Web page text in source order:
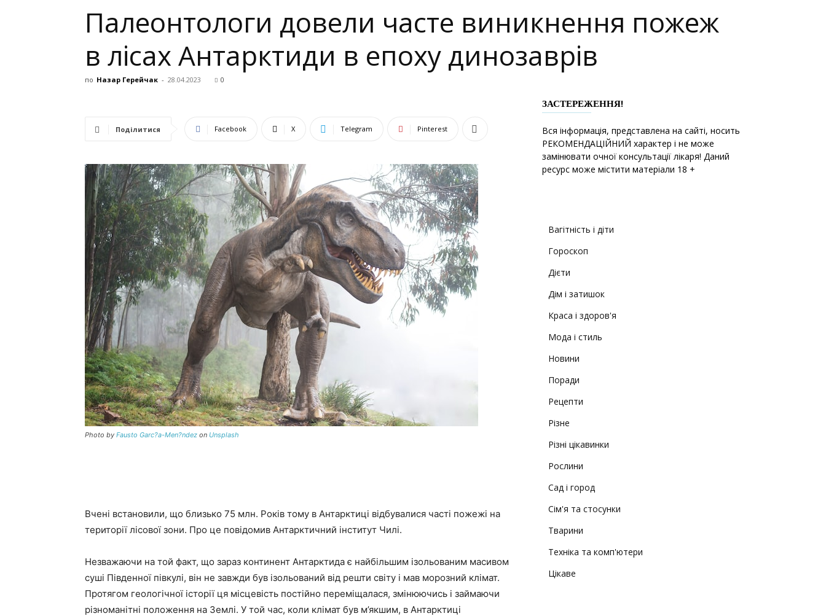
Палеонтологи довели часте виникнення пожеж
в лісах Антарктиди в епоху динозаврів
по Назар Герейчак - 28.04.2023 0
Поділитися Facebook X Telegram Pinterest
Photo by Fausto Garc?a-Men?ndez on Unsplash
Вчені встановили, що близько 75 млн. Років тому в Антарктиці відбувалися часті пожежі на
території лісової зони. Про це повідомив Антарктичний інститут Чилі.
Незважаючи на той факт, що зараз континент Антарктида є найбільшим ізольованим масивом
суші Південної півкулі, він не завжди був ізольований від решти світу і мав морозний клімат.
Протягом геологічної історії ця місцевість постійно переміщалася, змінюючись і займаючи
різноманітні положення на Землі. У той час, коли клімат був м’якшим, в Антарктиці
ЗАСТЕРЕЖЕННЯ!
Вся інформація, представлена на сайті, носить
РЕКОМЕНДАЦІЙНИЙ характер і не може
замінювати очної консультації лікаря! Даний
ресурс може містити матеріали 18 +
Вагітність і діти
Гороскоп
Дієти
Дім і затишок
Краса і здоров'я
Мода і стиль
Новини
Поради
Рецепти
Різне
Різні цікавинки
Рослини
Сад і город
Сім'я та стосунки
Тварини
Техніка та комп'ютери
Цікаве